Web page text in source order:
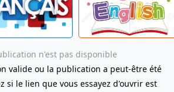
n'est pas disponible
valide ou la publication a peut-être été
si le lien que vous essayez d'ouvrir est